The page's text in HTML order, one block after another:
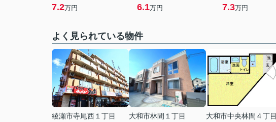
7.2万円 6.1万円 7.3万円
よく見られている物件
綾瀬市寺尾西１丁目
大和市林間１丁目
大和市中央林間４丁目